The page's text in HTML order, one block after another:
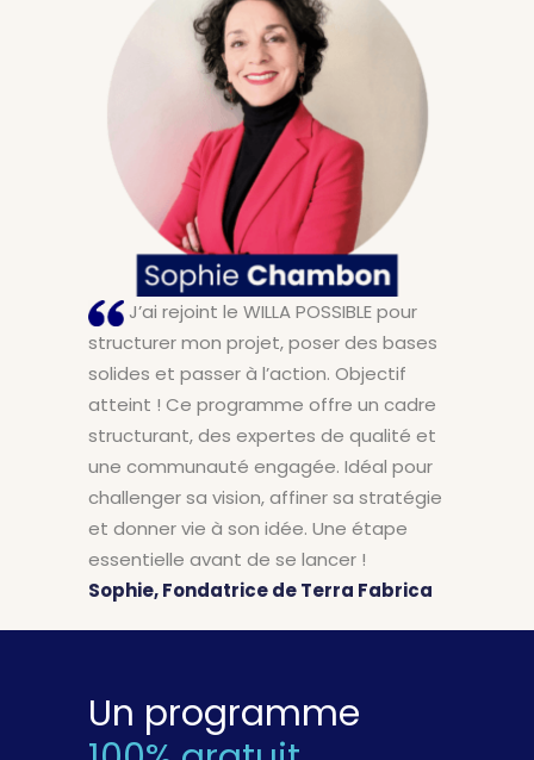
J’ai rejoint le WILLA POSSIBLE pour
structurer mon projet, poser des bases
solides et passer à l’action. Objectif
atteint ! Ce programme offre un cadre
structurant, des expertes de qualité et
une communauté engagée. Idéal pour
challenger sa vision, affiner sa stratégie
et donner vie à son idée. Une étape
essentielle avant de se lancer !
Sophie, Fondatrice de Terra Fabrica
Un programme